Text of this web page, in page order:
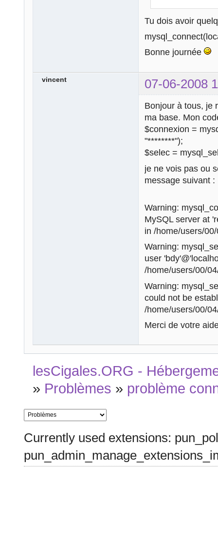
Tu dois avoir
Bonne journée
vincent 07-06-2008
Bonjour à tous, je
ma base. Mon
$connexion =
"********");
$selec =
je ne vois pas ou
message suivant :
Warning:
MySQL server at
in /home/users/
Warning:
user
/home/users/00/
Warning:
could not be
/home/users/00/
Merci de votre
lesCigales.ORG -
» Problèmes » problème
Currently used extensions: